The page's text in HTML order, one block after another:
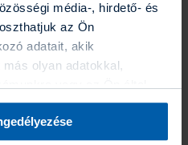
média-, hirdető- és
az Ön
adatait, akik
olyan adatokkal,
gyűjtöttek. A “Részletek
bármikor dönthet arról,
összeállított különböző
vagy éppen adott időtávra
de egyedileg is meg lehet